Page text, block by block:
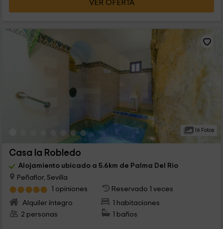
VER OFERTA
16 Fotos
Casa la Robledo
Alojamiento ubicado a 5.6km de Palma Del Rio
Peñaflor, Sevilla
1 opiniones
Reservado 1 veces
Alquiler íntegro
1 habitaciones
2 personas
1 baños